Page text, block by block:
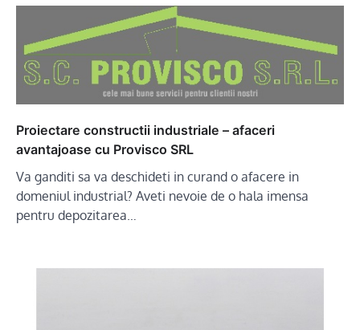
Proiectare constructii industriale – afaceri
avantajoase cu Provisco SRL
Va ganditi sa va deschideti in curand o afacere in
domeniul industrial? Aveti nevoie de o hala imensa
pentru depozitarea…